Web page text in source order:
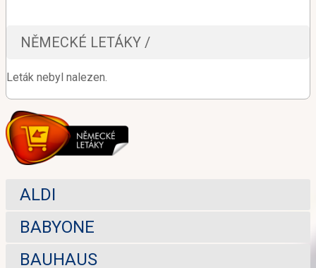
NĚMECKÉ LETÁKY /
Leták nebyl nalezen.
ALDI
BABYONE
BAUHAUS